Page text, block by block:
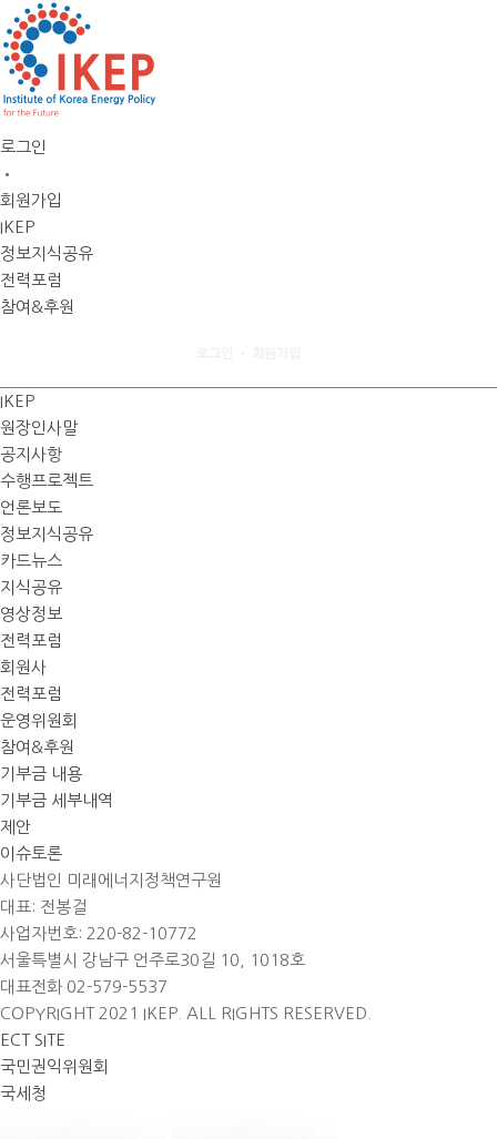
로그인
•
회원가입
IKEP
정보지식공유
전력포럼
참여&후원
IKEP
원장인사말
공지사항
수행프로젝트
언론보도
정보지식공유
카드뉴스
지식공유
영상정보
전력포럼
회원사
전력포럼
운영위원회
참여&후원
기부금 내용
기부금 세부내역
제안
이슈토론
사단법인 미래에너지정책연구원
대표: 전봉걸
사업자번호: 220-82-10772
서울특별시 강남구 언주로30길 10, 1018호
대표전화 02-579-5537
COPYRIGHT 2021 IKEP. ALL RIGHTS RESERVED.
ECT SITE
국민권익위원회
국세청